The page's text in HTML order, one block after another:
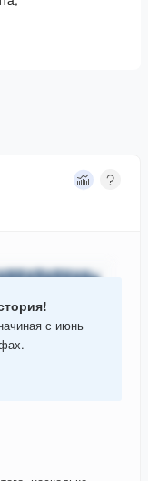
с июнь